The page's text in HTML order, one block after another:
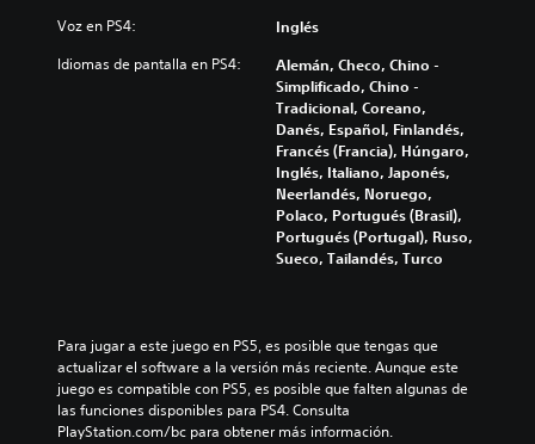
Voz en PS4: Inglés
Idiomas de pantalla en PS4:
Alemán, Checo, Chino -
Simplificado, Chino -
Tradicional, Coreano,
Danés, Español, Finlandés,
Francés (Francia), Húngaro,
Inglés, Italiano, Japonés,
Neerlandés, Noruego,
Polaco, Portugués (Brasil),
Portugués (Portugal), Ruso,
Sueco, Tailandés, Turco
Para jugar a este juego en PS5, es posible que tengas que
actualizar el software a la versión más reciente. Aunque este
juego es compatible con PS5, es posible que falten algunas de
las funciones disponibles para PS4. Consulta
PlayStation.com/bc para obtener más información.